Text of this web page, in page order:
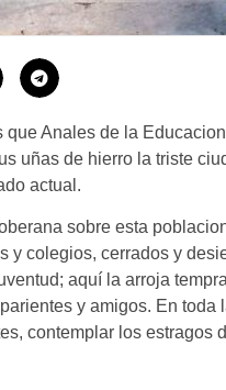
que Anales de la
uñas de hierro la triste
actual.
sobre esta
y colegios, cerrados y
aquí la arroja
y amigos. En toda
contemplar los estragos